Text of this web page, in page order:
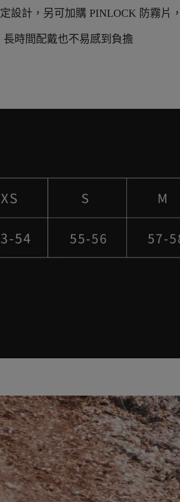
設計，另可加購 PINLOCK 防霧片
時間配戴也不易感到負擔